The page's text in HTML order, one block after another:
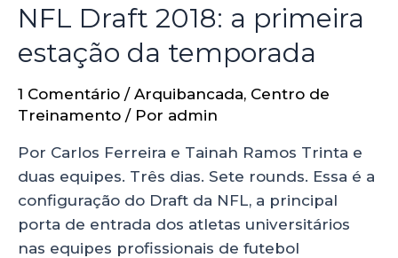
NFL Draft 2018: a primeira
estação da temporada
1 Comentário / Arquibancada, Centro de
Treinamento / Por admin
Por Carlos Ferreira e Tainah Ramos Trinta e
duas equipes. Três dias. Sete rounds. Essa é a
configuração do Draft da NFL, a principal
porta de entrada dos atletas universitários
nas equipes profissionais de futebol